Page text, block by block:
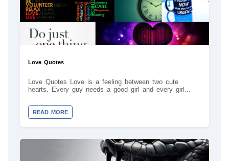
Love Quotes
Love Quotes Love is a feeling between two cute
hearts. Every guy needs a good girl and every girl...
READ MORE